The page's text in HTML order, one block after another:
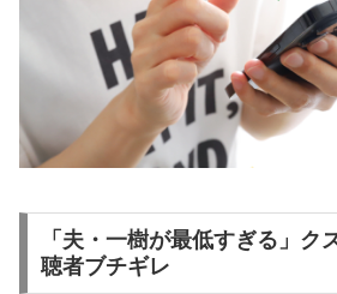
「夫・一樹が最低すぎる」ク
聴者ブチギレ